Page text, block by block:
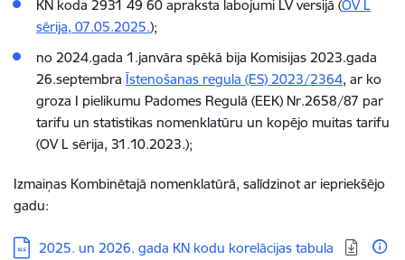
KN koda 2931 49 60 apraksta labojumi LV versijā (OV L
sērija, 07.05.2025.);
no 2024.gada 1.janvāra spēkā bija Komisijas 2023.gada
26.septembraĪstenošanas regula (ES) 2023/2364, ar ko
groza I pielikumu Padomes Regulā (EEK) Nr.2658/87 par
tarifu un statistikas nomenklatūru un kopējo muitas tarifu
(OV L sērija, 31.10.2023.);
Izmaiņas Kombinētajā nomenklatūrā, salīdzinot ar iepriekšējo
gadu:
Lejupielādēt:
2025. un 2026. gada KN kodu korelācijas tabula